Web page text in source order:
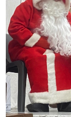
Les foulées
ACCÈS RAPIDE
Démarches
Projets et
Fêtes et
Numéros